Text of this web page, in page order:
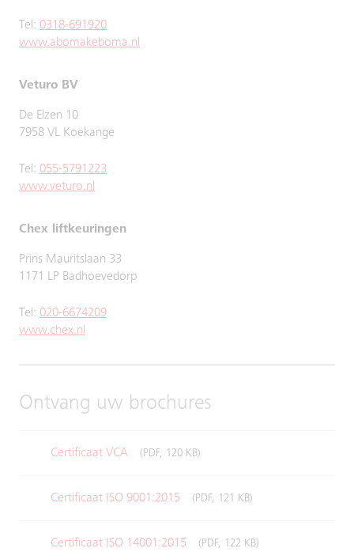
Tel: 0318-691920
www.abomakeboma.nl
Veturo BV
De Elzen 10
7958 VL Koekange
Tel: 055-5791223
www.veturo.nl
Chex liftkeuringen
Prins Mauritslaan 33
1171 LP Badhoevedorp
Tel: 020-6674209
www.chex.nl
Ontvang uw brochures
Certificaat VCA (PDF, 120 KB)
Certificaat ISO 9001:2015 (PDF, 121 KB)
Certificaat ISO 14001:2015 (PDF, 122 KB)